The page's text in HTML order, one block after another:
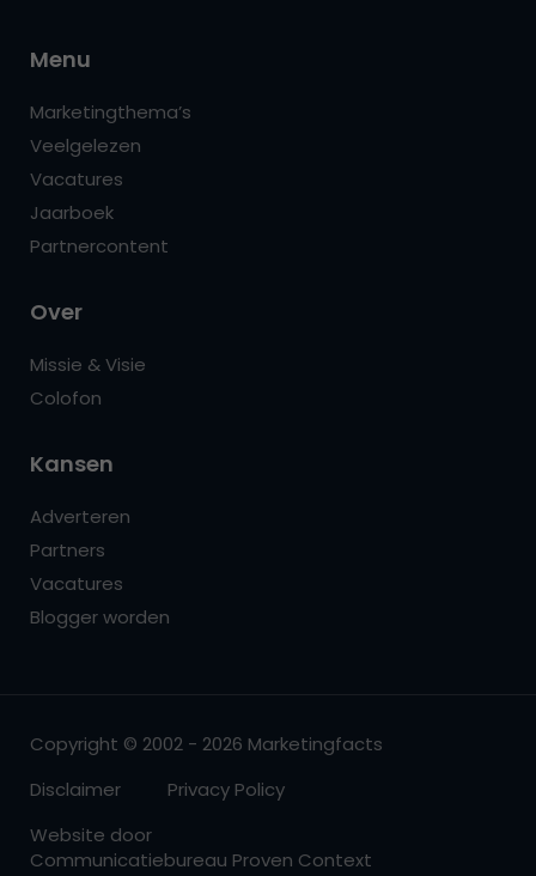
Menu
Marketingthema’s
Veelgelezen
Vacatures
Jaarboek
Partnercontent
Over
Missie & Visie
Colofon
Kansen
Adverteren
Partners
Vacatures
Blogger worden
Copyright © 2002 - 2026 Marketingfacts
Disclaimer
Privacy Policy
Website door
Communicatiebureau Proven Context